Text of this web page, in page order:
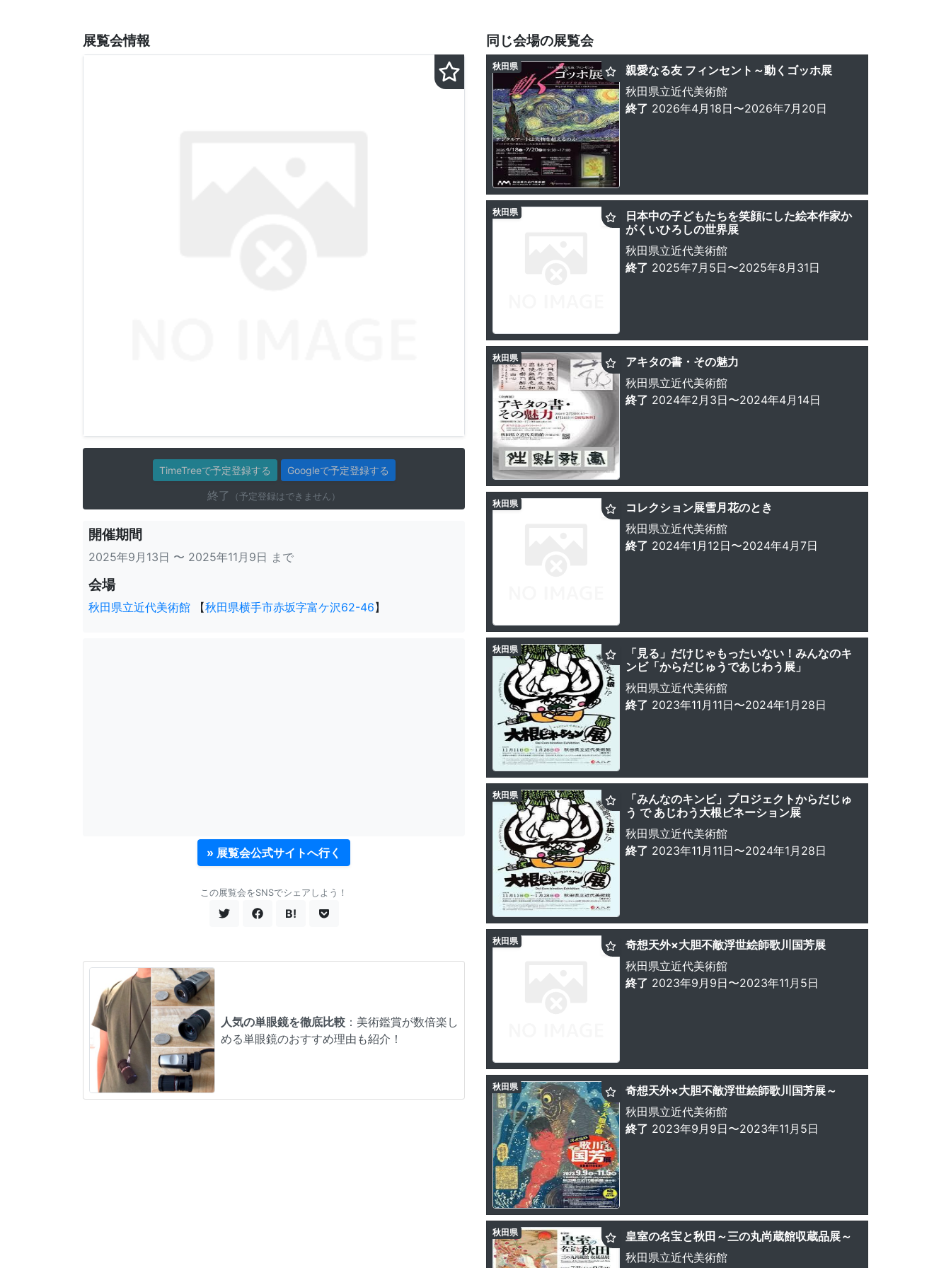
展覧会情報
TimeTreeで予定登録する Googleで予定登録する
終了 （予定登録はできません）
開催期間
2025年9月13日 〜 2025年11月9日 まで
会場
秋田県立近代美術館 【秋田県横手市赤坂字富ケ沢62-46】
» 展覧会公式サイトへ行く
この展覧会をSNSでシェアしよう！
B!
人気の単眼鏡を徹底比較 ：美術鑑賞が数倍楽し
める単眼鏡のおすすめ理由も紹介！
同じ会場の展覧会
親愛なる友 フィンセント～動くゴッホ展
秋田県立近代美術館
終了 2026年4月18日〜2026年7月20日
秋田県
日本中の子どもたちを笑顔にした絵本作家か
がくいひろしの世界展
秋田県立近代美術館
終了 2025年7月5日〜2025年8月31日
秋田県
アキタの書・その魅力
秋田県立近代美術館
終了 2024年2月3日〜2024年4月14日
秋田県
コレクション展雪月花のとき
秋田県立近代美術館
終了 2024年1月12日〜2024年4月7日
秋田県
「見る」だけじゃもったいない！みんなのキ
ンビ「からだじゅうであじわう展」
秋田県立近代美術館
終了 2023年11月11日〜2024年1月28日
秋田県
「みんなのキンビ」プロジェクトからだじゅ
う で あじわう大根ビネーション展
秋田県立近代美術館
終了 2023年11月11日〜2024年1月28日
秋田県
奇想天外×大胆不敵浮世絵師歌川国芳展
秋田県立近代美術館
終了 2023年9月9日〜2023年11月5日
秋田県
奇想天外×大胆不敵浮世絵師歌川国芳展～
秋田県立近代美術館
終了 2023年9月9日〜2023年11月5日
秋田県
皇室の名宝と秋田～三の丸尚蔵館収蔵品展～
秋田県立近代美術館
秋田県